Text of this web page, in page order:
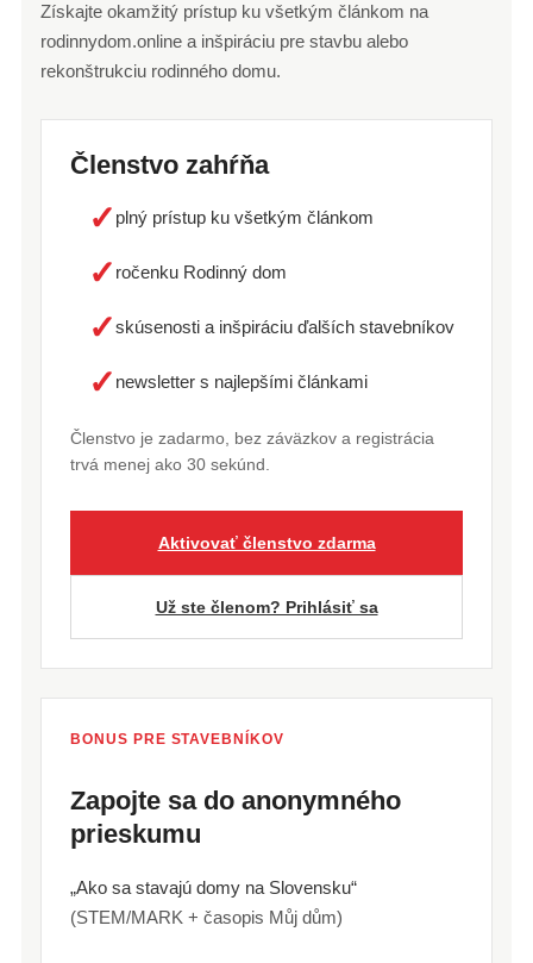
Získajte okamžitý prístup ku všetkým článkom na
rodinnydom.online a inšpiráciu pre stavbu alebo
rekonštrukciu rodinného domu.
Členstvo zahŕňa
✓ plný prístup ku všetkým článkom
✓ ročenku Rodinný dom
✓skúsenosti a inšpiráciu ďalších stavebníkov
✓ newsletter s najlepšími článkami
Členstvo je zadarmo, bez záväzkov a registrácia
trvá menej ako 30 sekúnd.
Aktivovať členstvo zdarma
Už ste členom? Prihlásiť sa
BONUS PRE STAVEBNÍKOV
Zapojte sa do anonymného
prieskumu
„Ako sa stavajú domy na Slovensku“
(STEM/MARK + časopis Můj dům)